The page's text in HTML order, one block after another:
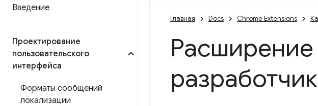
Введение
Проектирование
пользовательского
интерфейса
Форматы сообщений
локализации
Главная Docs Chrome Extensions